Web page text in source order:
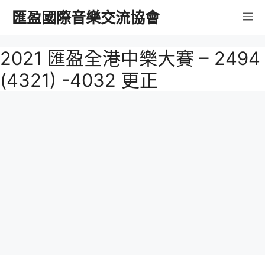
容
匯盈國際音樂交流協會 選
單
2021 匯盈全港中樂大賽 – 2494
(4321) -4032 更正